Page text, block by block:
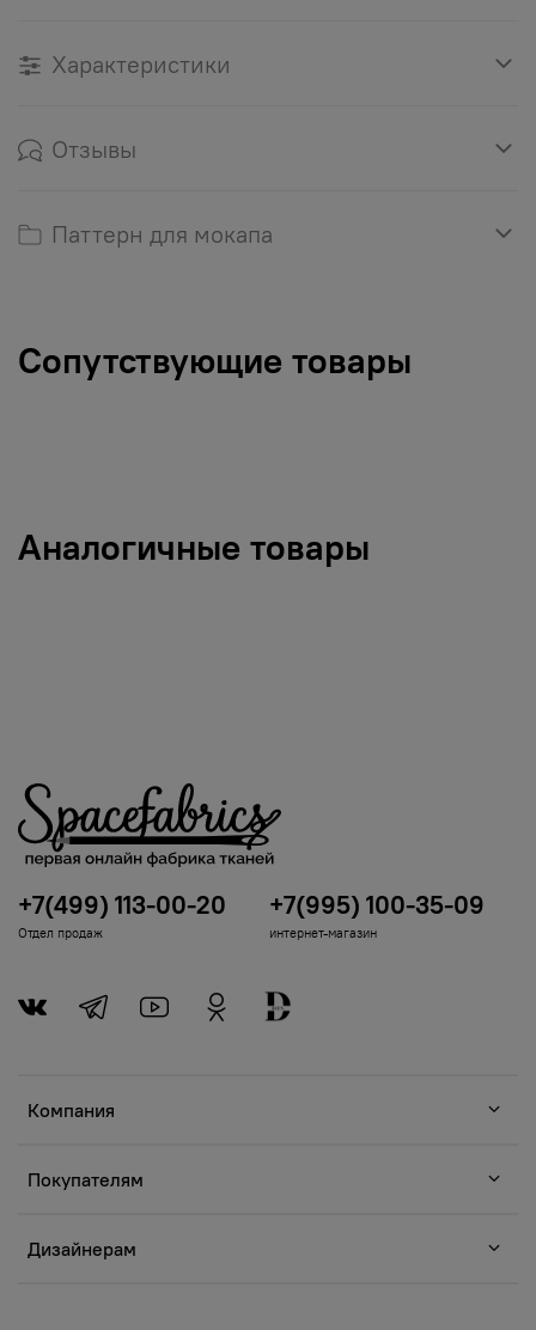
Характеристики
Отзывы
Паттерн для мокапа
Сопутствующие товары
Аналогичные товары
Компания
Покупателям
Дизайнерам
+7(499) 113-00-20
Отдел продаж
+7(995) 100-35-09
интернет-магазин